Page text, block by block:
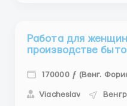
Работа для
производстве
170000 ƒ (Венг.
Viacheslav